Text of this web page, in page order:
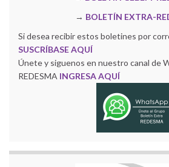
→ BOLETÍN EXTRA-
Si desea recibir estos boletines por
SUSCRÍBASE AQUÍ
Únete y siguenos en nuestro canal de
REDESMA INGRESA AQUÍ